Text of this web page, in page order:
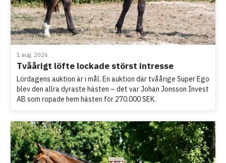
1 aug. 2026
Tvåårigt löfte lockade störst intresse
Lördagens auktion är i mål. En auktion där tvåårige Super Ego
blev den allra dyraste hästen – det var Johan Jonsson Invest
AB som ropade hem hästen för 270.000 SEK.